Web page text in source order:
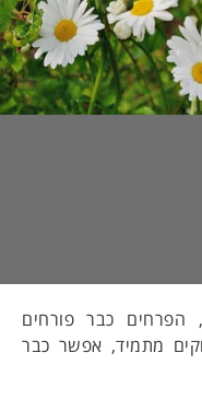
הפרחים כבר פורחים
מתמיד, אפשר כבר